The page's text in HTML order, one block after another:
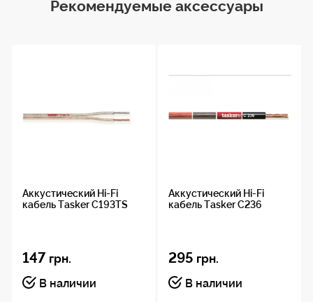
Рекомендуемые аксессуары
Аккустический Hi-Fi
кабель Tasker C193TS
147 грн.
В наличии
Аккустический Hi-Fi
кабель Tasker C236
295 грн.
В наличии